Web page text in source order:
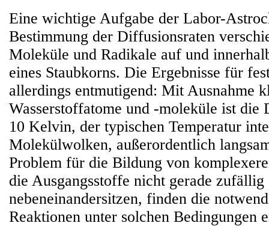
Eine wichtige Aufgabe der Labor-
Bestimmung der Diffusionsraten
Moleküle und Radikale auf und
eines Staubkorns. Die Ergebnisse für
allerdings entmutigend: Mit Ausnahme
Wasserstoffatome und -moleküle ist
10 Kelvin, der typischen Temperatur
Molekülwolken, außerordentlich
Problem für die Bildung von
die Ausgangsstoffe nicht gerade zufällig
nebeneinandersitzen, finden die
Reaktionen unter solchen Bedingungen